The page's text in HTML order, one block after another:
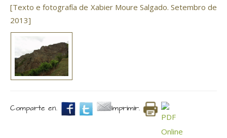
[Texto e fotografía de Xabier Moure Salgado. Setembro de
2013]
Comparte en. Imprimir.